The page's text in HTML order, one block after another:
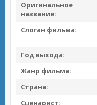
Оригинальное
название:
Слоган фильма:
Год выхода:
Жанр фильма:
Страна:
Сценарист: